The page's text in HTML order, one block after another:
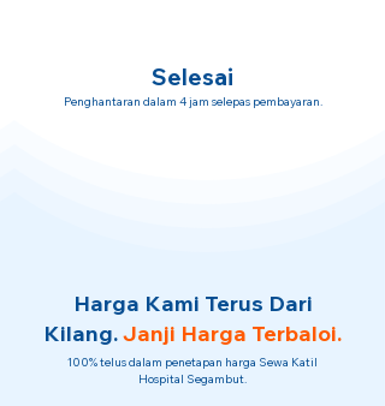
Selesai
Penghantaran dalam 4 jam selepas pembayaran.
Harga Kami Terus Dari
Kilang.Janji Harga Terbaloi.
100% telus dalam penetapan harga Sewa Katil
Hospital Segambut.